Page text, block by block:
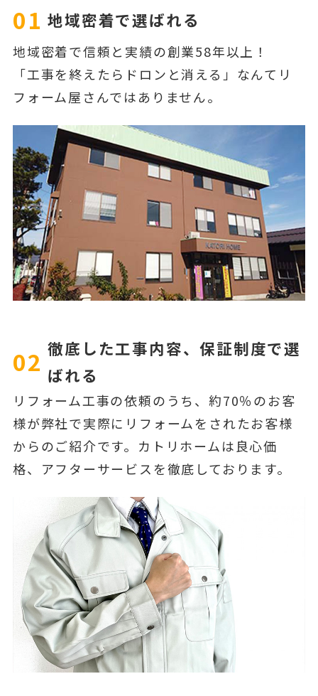
01 地域密着で選ばれる
地域密着で信頼と実績の創業58年以上！
「工事を終えたらドロンと消える」なんてリ
フォーム屋さんではありません。
02 徹底した工事内容、保証制度で選
ばれる
リフォーム工事の依頼のうち、約70％のお客
様が弊社で実際にリフォームをされたお客様
からのご紹介です。カトリホームは良心価
格、アフターサービスを徹底しております。